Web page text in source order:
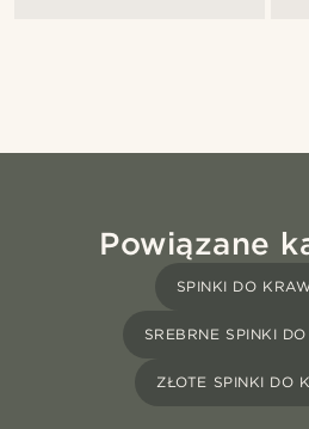
Powiązane
SPINKI DO
SREBRNE SPINKI
ZŁOTE SPINKI DO